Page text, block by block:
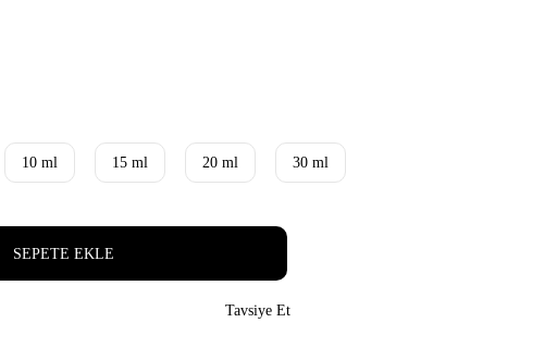
10 ml 15 ml 20 ml 30 ml
SEPETE EKLE
Tavsiye Et